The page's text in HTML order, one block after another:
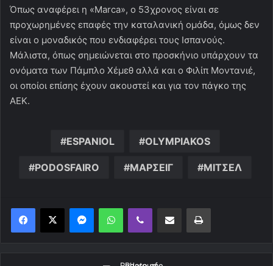
Όπως αναφέρει η «Marca», ο 53χρονος είναι σε
προχωρημένες επαφές την καταλανική ομάδα, όμως δεν
είναι ο μοναδικός που ενδιαφέρει τους Ισπανούς.
Μάλιστα, όπως σημειώνεται στο προσκήνιο υπάρχουν τα
ονόματα των Πάμπλο Χέμεθ αλλά και ο Φιλίπ Μοντανιέ,
οι οποίοι επίσης έχουν ακουστεί και για τον πάγκο της
ΑΕΚ.
ESPANIOL OLYMPIAKOS
PODOSFAIRO ΜΑΡΣΕΙΓ ΜΙΤΣΕΛ
MessengerWhatsAppViber Κοινοποίηση μέσω ηλεκτρονικού ταχυδρομείουΕκτύπωση